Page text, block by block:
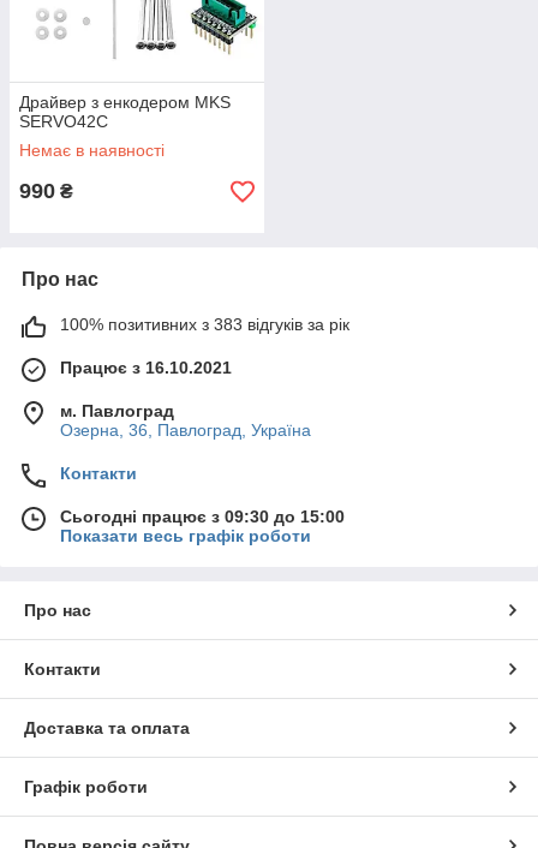
Драйвер з енкодером MKS
SERVO42C
Немає в наявності
990 ₴
Про нас
100% позитивних з 383 відгуків за рік
Працює з 16.10.2021
м. Павлоград
Озерна, 36, Павлоград, Україна
Контакти
Сьогодні працює з 09:30 до 15:00
Показати весь графік роботи
Про нас
Контакти
Доставка та оплата
Графік роботи